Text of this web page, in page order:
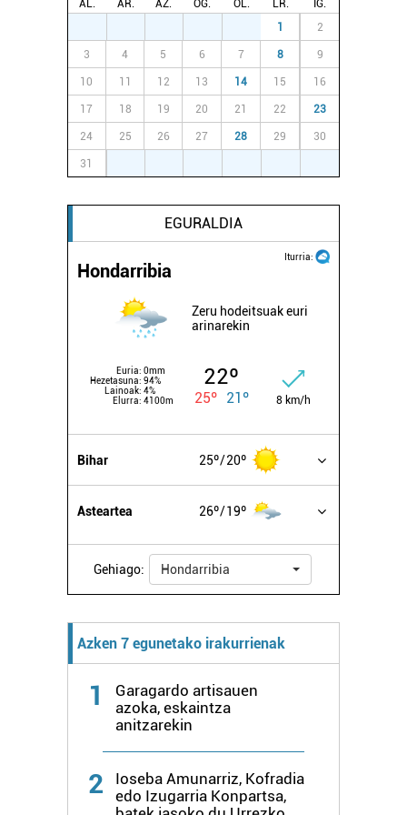
AL. AR. AZ. OG. OL. LR.
IG.
1 2
3 4 5 6 7 8 9
10 11 12 13 14 15 16
17 18 19 20 21 22 23
24 25 26 27 28 29 30
31
EGURALDIA
Iturria:
Hondarribia
Zeru hodeitsuak euri
arinarekin
Euria: 0mm
Hezetasuna: 94%
Lainoak: 4%
Elurra: 4100m
22º
25º 21º 8 km/h
Bihar 25º 20º
Asteartea 26º 19º
Gehiago: Hondarribia
Azken 7 egunetako irakurrienak
1
Garagardo artisauen
azoka, eskaintza
anitzarekin
2
Ioseba Amunarriz, Kofradia
edo Izugarria Konpartsa,